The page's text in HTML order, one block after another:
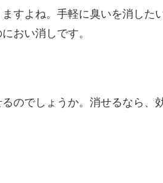
すよね。手軽に臭いを消した
おい消しです。
のでしょうか。消せるなら、